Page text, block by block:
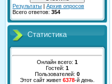
Результаты | Архив опросов
Всего ответов: 354
Статистика
Онлайн всего: 1
Гостей: 1
Пользователей: 0
Этот сайт живет 6378-й день.